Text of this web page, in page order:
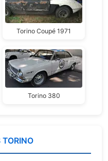
Torino Coupé 1971
Torino 380
TORINO